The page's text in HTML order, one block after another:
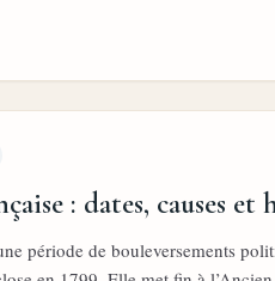
: dates, causes et
période de bouleversements